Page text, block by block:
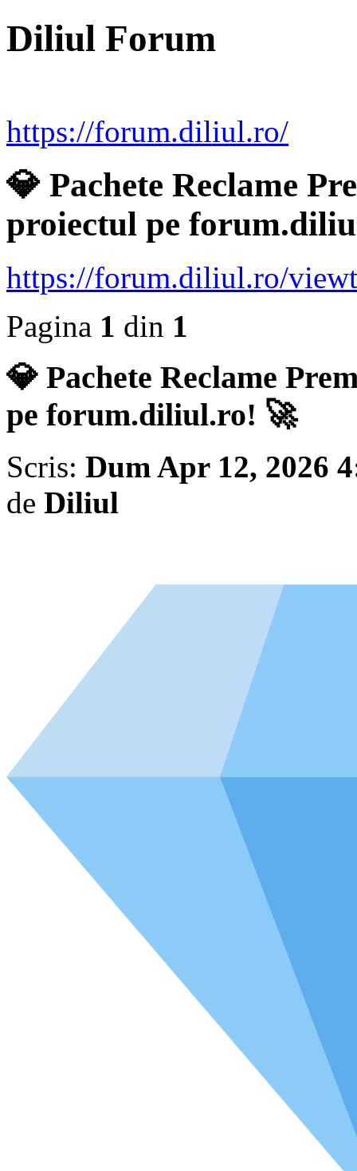
Diliul Forum
https://forum.diliul.ro/
💎 Pachete Reclame
proiectul pe
https://forum.diliul.ro/
Pagina 1 din 1
💎 Pachete Reclame
pe forum.diliul.ro! 🚀
Scris: Dum Apr 12, 2026
de Diliul